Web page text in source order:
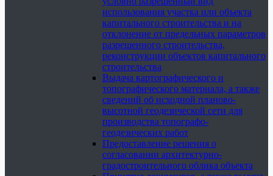
использования участка или объекта
капитального строительства и на
отклонение от предельных параметров
разрешенного строительства,
реконструкции объектов капитального
строительства
Выдача картографического и
топографического материала, а также
сведений об исходной планово-
высотной геодезической сети для
производства топографо-
геодезических работ
Предоставление решения о
согласовании архитектурно-
градостроительного облика объекта